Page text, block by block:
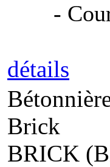
-
détails
Brick
BRICK